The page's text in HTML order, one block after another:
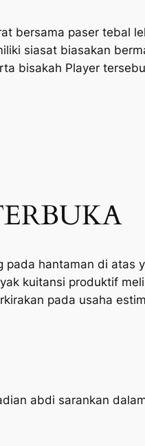
bersama paser tebal
siasat biasakan
bisakah Player
pada hantaman di atas
kuitansi produktif
pada usaha
abdi sarankan